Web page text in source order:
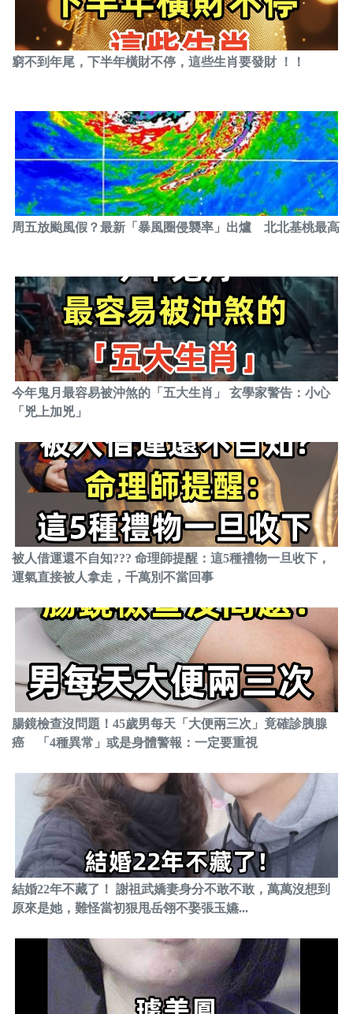
窮不到年尾，下半年橫財不停，這些生肖要發財 ！！
周五放颱風假？最新「暴風圈侵襲率」出爐 北北基桃最高
今年鬼月最容易被沖煞的「五大生肖」 玄學家警告：小心
「兇上加兇」
被人借運還不自知??? 命理師提醒：這5種禮物一旦收下，
運氣直接被人拿走，千萬別不當回事
腸鏡檢查沒問題！45歲男每天「大便兩三次」竟確診胰腺
癌 「4種異常」或是身體警報：一定要重視
結婚22年不藏了！ 謝祖武嬌妻身分不敢不敢，萬萬沒想到
原來是她，難怪當初狠甩岳翎不娶張玉嬿...